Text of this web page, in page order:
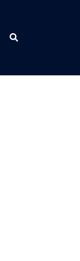
Rechercher